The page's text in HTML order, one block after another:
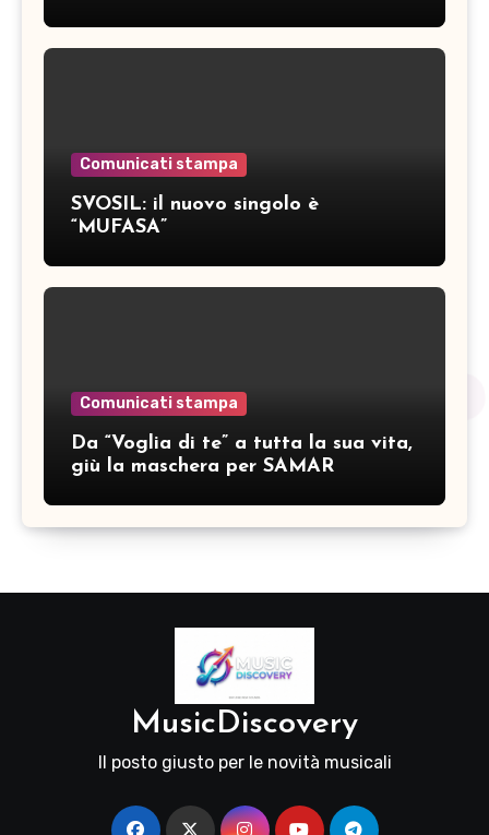
Comunicati stampa
SVOSIL: il nuovo singolo è
“MUFASA”
Comunicati stampa
Da “Voglia di te” a tutta la sua vita,
giù la maschera per SAMAR
MusicDiscovery
Il posto giusto per le novità musicali